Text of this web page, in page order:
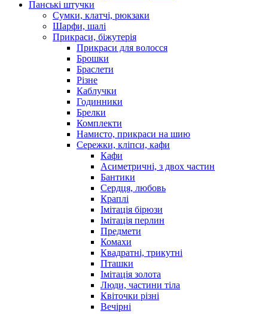
Панські штучки
Сумки, клатчі, рюкзаки
Шарфи, шалі
Прикраси, біжутерія
Прикраси для волосся
Брошки
Браслети
Різне
Каблучки
Годинники
Брелки
Комплекти
Намисто, прикраси на шию
Сережки, кліпси, кафи
Кафи
Асиметричні, з двох частин
Бантики
Сердця, любовь
Краплі
Імітація бірюзи
Імітація перлин
Предмети
Комахи
Квадратні, трикутні
Пташки
Імітація золота
Люди, частини тіла
Квіточки різні
Вечірні